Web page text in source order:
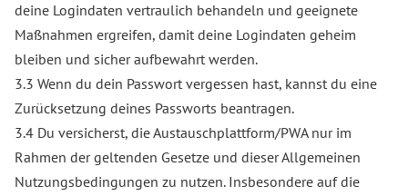
deine Logindaten vertraulich behandeln und geeignete
Maßnahmen ergreifen, damit deine Logindaten geheim
bleiben und sicher aufbewahrt werden.
3.3 Wenn du dein Passwort vergessen hast, kannst du eine
Zurücksetzung deines Passworts beantragen.
3.4 Du versicherst, die Austauschplattform/PWA nur im
Rahmen der geltenden Gesetze und dieser Allgemeinen
Nutzungsbedingungen zu nutzen. Insbesondere auf die